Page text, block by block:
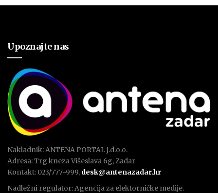
Upoznajte nas
Nakladnik: ANTENA PORTAL j.d.o.o.
Adresa: Trg kneza Višeslava 6g, Zadar
Kontakt: 023/777-999, desk@antenazadar.hr
Nadležni regulator: Agencija za elektorničke medije.